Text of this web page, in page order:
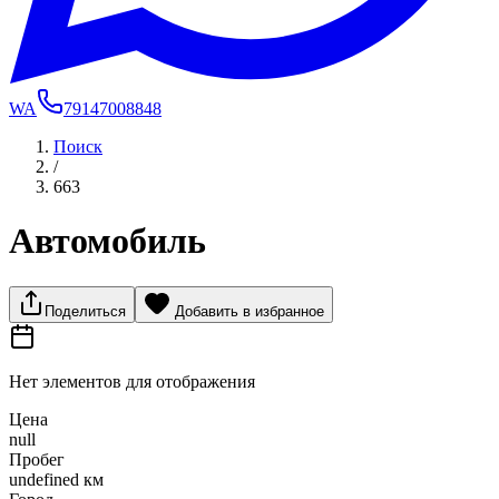
WA
79147008848
Поиск
/
663
Автомобиль
Поделиться Добавить в избранное
Нет элементов для отображения
Цена
null
Пробег
undefined км